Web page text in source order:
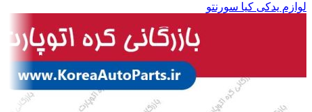
لوازم یدکی کیا سورنتو